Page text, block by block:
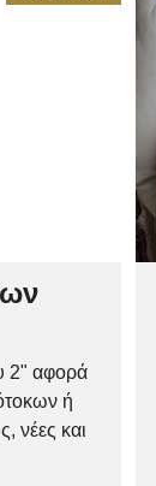
2" αφορά
ή
νέες και